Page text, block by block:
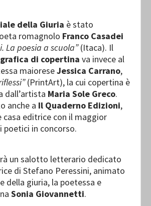
della Giuria è stato
romagnolo Franco Casadei
La poesia a scuola”(Itaca). Il
di copertina va invece al
maioreseJessica Carrano,
(PrintArt), la cui copertina è
dall’artista Maria Sole Greco.
anche a Il Quaderno Edizioni,
casa editrice con il maggior
in concorso.
un salotto letterario dedicato
di Stefano Peressini, animato
della giuria, la poetessa e
Sonia Giovannetti.